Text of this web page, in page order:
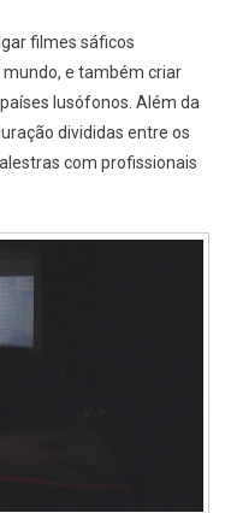
Cineastas
filmes sáficos
e também criar
lusófonos. Além da
divididas entre os
com profissionais